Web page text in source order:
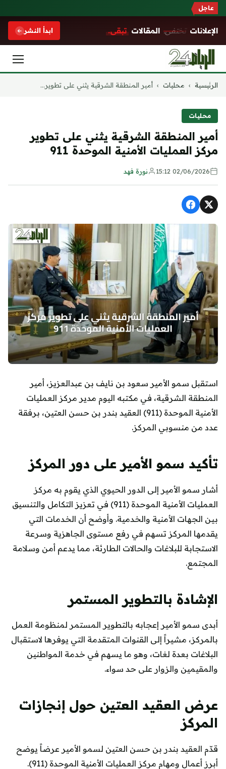
عاجل
الإعلانات تختفي. المقالات تبقى. ابدأ النشر
التجاوز
الرئيسية › محليات › أمير المنطقة الشرقية يثني على تطوير...
محليات
أمير المنطقة الشرقية يثني على تطوير
مركز العمليات الأمنية الموحدة 911
02/06/2026 15:12 نورة فهد
استقبل سمو الأمير سعود بن نايف بن عبدالعزيز، أمير
المنطقة الشرقية، في مكتبه اليوم مدير مركز العمليات
الأمنية الموحدة (911) العقيد بندر بن حسن العتين، برفقة
عدد من منسوبي المركز.
تأكيد سمو الأمير على دور المركز
أشار سمو الأمير إلى الدور الحيوي الذي يقوم به مركز
العمليات الأمنية الموحدة (911) في تعزيز التكامل والتنسيق
بين الجهات الأمنية والخدمية. وأوضح أن الخدمات التي
يقدمها المركز تسهم في رفع مستوى الجاهزية وسرعة
الاستجابة للبلاغات والحالات الطارئة، مما يدعم أمن وسلامة
المجتمع.
الإشادة بالتطوير المستمر
أبدى سمو الأمير إعجابه بالتطوير المستمر لمنظومة العمل
بالمركز، مشيراً إلى القنوات المتقدمة التي يوفرها لاستقبال
البلاغات بعدة لغات، وهو ما يسهم في خدمة المواطنين
والمقيمين والزوار على حد سواء.
عرض العقيد العتين حول إنجازات
المركز
قدّم العقيد بندر بن حسن العتين لسمو الأمير عرضاً يوضح
أبرز أعمال ومهام مركز العمليات الأمنية الموحدة (911).